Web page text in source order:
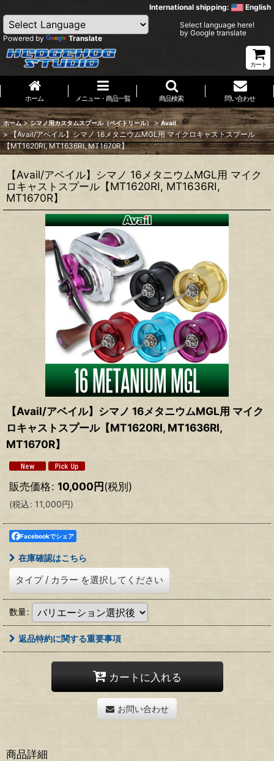
International shipping: English
Powered by Translate
Select language here!
by Google translate
カート
ホーム メニュー・商品一覧 商品検索 問い合わせ
ホーム > シマノ用カスタムスプール（ベイトリール） > Avail
> 【Avail/アベイル】シマノ 16メタニウムMGL用 マイクロキャストスプール
【MT1620RI, MT1636RI, MT1670R】
【Avail/アベイル】シマノ 16メタニウムMGL用 マイク
ロキャストスプール【MT1620RI, MT1636RI,
MT1670R】
【Avail/アベイル】シマノ 16メタニウムMGL用 マイク
ロキャストスプール【MT1620RI, MT1636RI,
MT1670R】
販売価格: 10,000円(税別)
(税込: 11,000円)
Facebookでシェア
在庫確認はこちら
タイプ / カラー を選択してください
数量:
返品特約に関する重要事項
カートに入れる
お問い合わせ
商品詳細